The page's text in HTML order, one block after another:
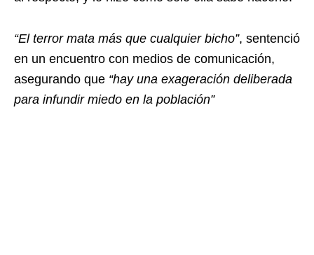
“El terror mata más que cualquier bicho”, sentenció
en un encuentro con medios de comunicación,
asegurando que “hay una exageración deliberada
para infundir miedo en la población”